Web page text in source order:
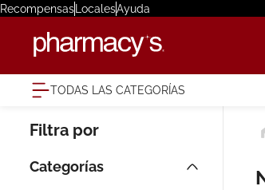
RecompensasLocalesAyuda
TODAS LAS CATEGORÍAS